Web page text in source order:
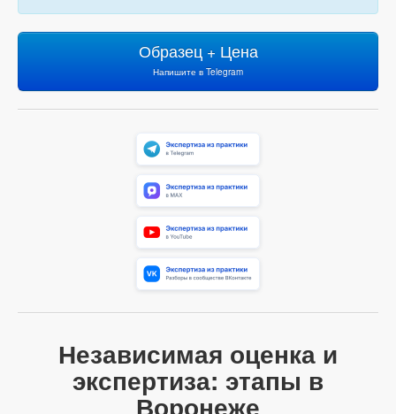
Образец + Цена
Напишите в Telegram
Независимая оценка и
экспертиза: этапы в
Воронеже